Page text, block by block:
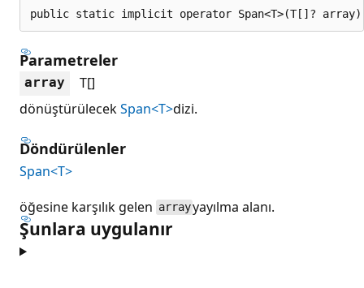
public static implicit operator Span<T>(T[]?
Parametreler
array
T[]
dönüştürülecekSpan<T>dizi.
Döndürülenler
Span<T>
öğesine karşılık gelen arrayyayılma alanı.
Şunlara uygulanır